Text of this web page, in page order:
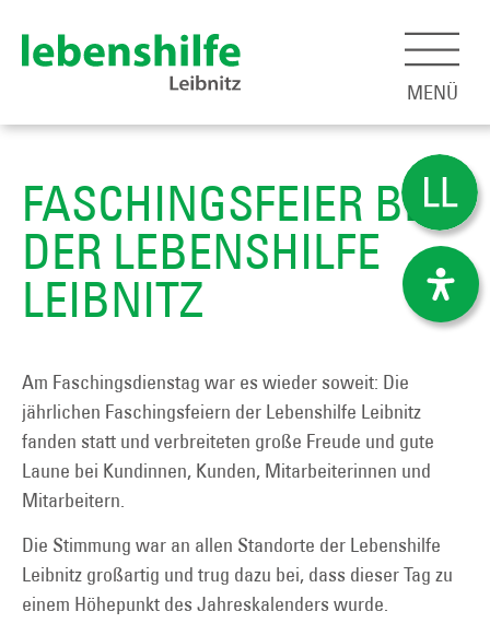
MENÜ
FASCHINGSFEIER BEI
DER LEBENSHILFE
LEIBNITZ
Am Faschingsdienstag war es wieder soweit: Die
jährlichen Faschingsfeiern der Lebenshilfe Leibnitz
fanden statt und verbreiteten große Freude und gute
Laune bei Kundinnen, Kunden, Mitarbeiterinnen und
Mitarbeitern.
Die Stimmung war an allen Standorte der Lebenshilfe
Leibnitz großartig und trug dazu bei, dass dieser Tag zu
einem Höhepunkt des Jahreskalenders wurde.